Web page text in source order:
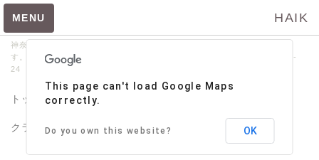
HAIK
MENU
神奈川県立横浜緑ヶ丘高等学校の同窓会｢牧陵会｣が管理･運営しておりま
す。【問い合わせ先】045-664-9020 〒231-0014 横浜市中区常盤町3-
24 サンビル6階
トップ 牧陵会
クラブOB会・同好会 サポート 牧陵美術館
This page can't load Google Maps
correctly.
Do you own this website? OK
HP掲載申込メニュー
飲食店メニュー